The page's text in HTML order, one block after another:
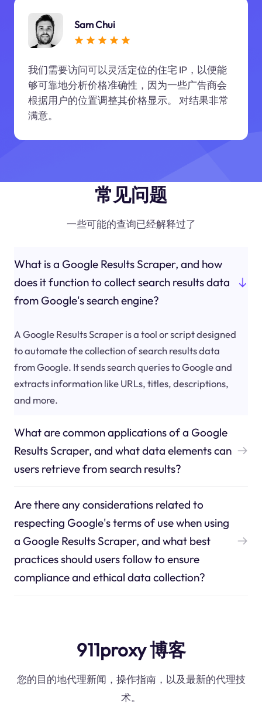
Sam Chui
我们需要访问可以灵活定位的住宅 IP，以便能
够可靠地分析价格准确性，因为一些广告商会
根据用户的位置调整其价格显示。 对结果非常
满意。
常见问题
一些可能的查询已经解释过了
What is a Google Results Scraper, and how
does it function to collect search results data
from Google's search engine?
A Google Results Scraper is a tool or script designed
to automate the collection of search results data
from Google. It sends search queries to Google and
extracts information like URLs, titles, descriptions,
and more.
What are common applications of a Google
Results Scraper, and what data elements can
users retrieve from search results?
Are there any considerations related to
respecting Google's terms of use when using
a Google Results Scraper, and what best
practices should users follow to ensure
compliance and ethical data collection?
911proxy 博客
您的目的地代理新闻，操作指南，以及最新的代理技
术。